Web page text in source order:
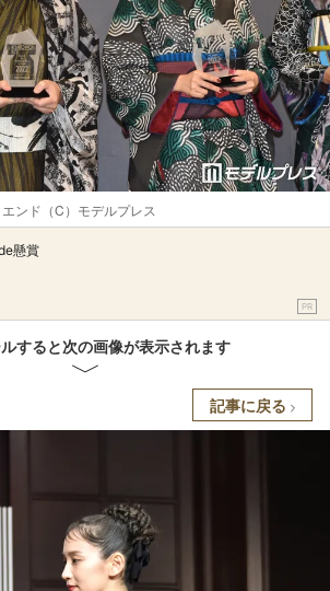
ンド（C）モデルプレス
懸賞
PR
すると次の画像が表示されます
記事に戻る